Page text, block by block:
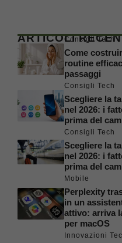
ARTICOLIConsigli Tech
Come
routine
passaggi
Consigli Tech
Scegliere la
nel 2026: i
prima del
Consigli Tech
Scegliere la
nel 2026: i
prima del
Mobile
Perplexity
in un
attivo: arriva
per macOS
Innovazioni